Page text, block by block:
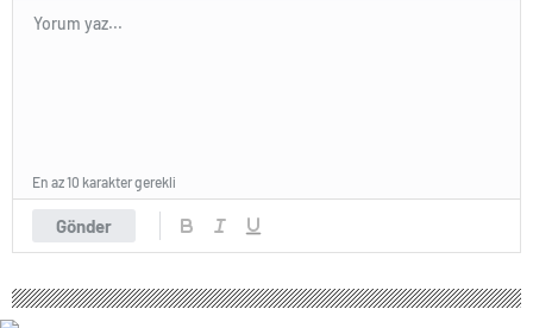
Gönder
En az 10 karakter gerekli